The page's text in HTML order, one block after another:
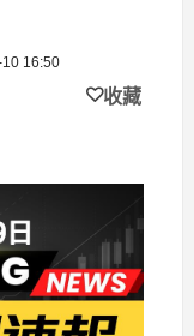
16:50
收藏